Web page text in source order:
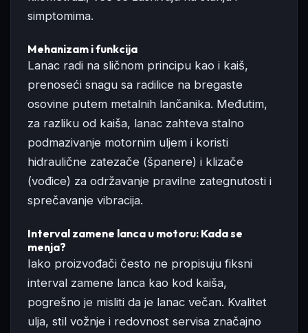
simptomima.
Mehanizam i funkcija
Lanac radi na sličnom principu kao i kaiš,
prenoseći snagu sa radilice na bregaste
osovine putem metalnih lančanika. Međutim,
za razliku od kaiša, lanac zahteva stalno
podmazivanje motornim uljem i koristi
hidraulične zatezače (španere) i klizače
(vođice) za održavanje pravilne zategnutosti i
sprečavanje vibracija.
Interval zamene lanca u motoru: Kada se
menja?
Iako proizvođači često ne propisuju fiksni
interval zamene lanca kao kod kaiša,
pogrešno je misliti da je lanac večan. Kvalitet
ulja, stil vožnje i redovnost servisa značajno